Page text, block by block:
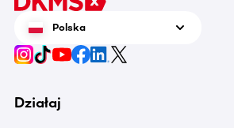
Polska
Działaj